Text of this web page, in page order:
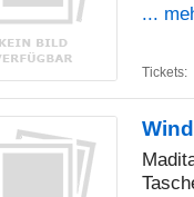
...
Tickets: